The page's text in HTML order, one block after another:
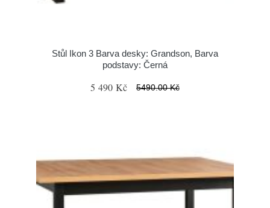
Stůl Ikon 3 Barva desky: Grandson, Barva
podstavy: Černá
5 490 Kč 5490.00 Kč